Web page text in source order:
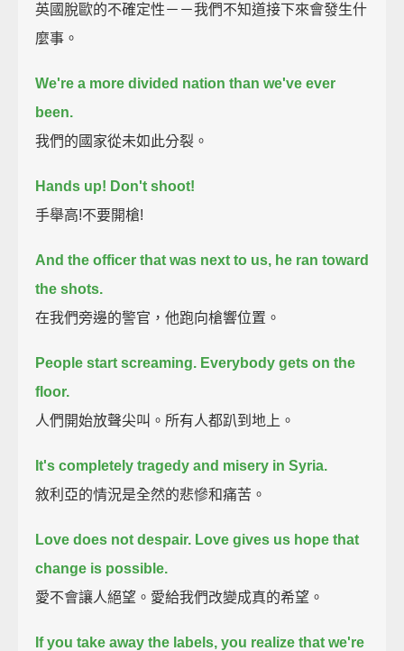
英國脫歐的不確定性－－我們不知道接下來會發生什
麼事。
We're a more divided nation than we've ever
been.
我們的國家從未如此分裂。
Hands up! Don't shoot!
手舉高!不要開槍!
And the officer that was next to us, he ran toward
the shots.
在我們旁邊的警官，他跑向槍響位置。
People start screaming. Everybody gets on the
floor.
人們開始放聲尖叫。所有人都趴到地上。
It's completely tragedy and misery in Syria.
敘利亞的情況是全然的悲慘和痛苦。
Love does not despair. Love gives us hope that
change is possible.
愛不會讓人絕望。愛給我們改變成真的希望。
If you take away the labels, you realize that we're